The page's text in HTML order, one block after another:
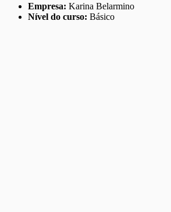
Empresa: Karina Belarmino
Nível do curso: Básico